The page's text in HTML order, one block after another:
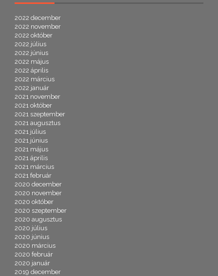
2022 december
2022 november
2022 október
2022 július
2022 június
2022 május
2022 április
2022 március
2022 január
2021 november
2021 október
2021 szeptember
2021 augusztus
2021 július
2021 június
2021 május
2021 április
2021 március
2021 február
2020 december
2020 november
2020 október
2020 szeptember
2020 augusztus
2020 július
2020 június
2020 március
2020 február
2020 január
2019 december